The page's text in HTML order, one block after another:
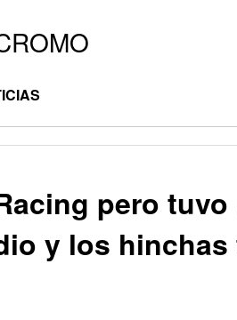
pero tuvo
y los